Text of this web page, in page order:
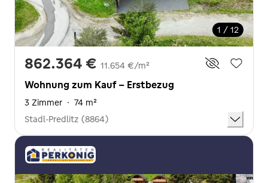
1 / 12
862.364 € 11.654 €/m²
Wohnung zum Kauf - Erstbezug
3 Zimmer · 74 m²
Stadl-Predlitz (8864)